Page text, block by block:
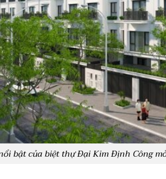
bật của biệt thự Đại Kim Định Công